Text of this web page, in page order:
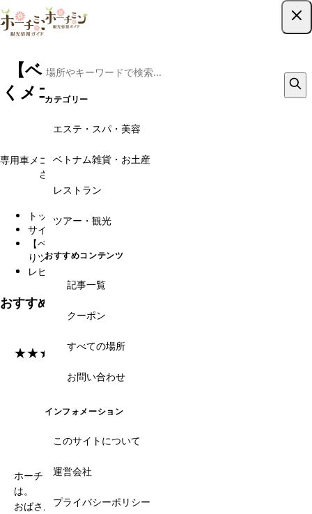
カテゴリー
エステ・スパ・美容
ベトナム雑貨・お土産
レストラン
ツアー・観光
おすすめコンテンツ
記事一覧
クーポン
すべての場所
お問い合わせ
インフォメーション
このサイトについて
運営会社
プライバシーポリシー
【ベトナム最安】人気No１貸切車で行
くメコン川クルーズ日帰りツアー／日本
専用車メコン川クルーズ最安値！メコン川の魅力を味わい尽くせ！心癒
される自然と文化が待ち受ける究極のクルーズ体験へ
トップ観光スポット
サイゴン・ブルー・トラベル
【ベトナム最安】人気No１貸切車で行くメコン川クルーズ日帰
りツアー／日本語ガイド／象耳魚昼食
レビュー
おすすめレビュー
★★★★★
料金
★★★★★
ホーチミンから２時間の場所でこんなにジャングルがあったと
は。
おばさんの小舟でココナツの木が生い茂る細い川を進んだり、お